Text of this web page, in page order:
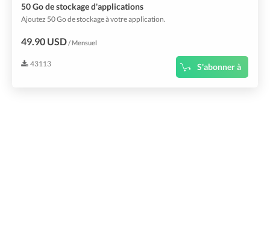
50 Go de stockage d'applications
Ajoutez 50 Go de stockage à votre application.
49.90 USD/ Mensuel
43113 S'abonner à